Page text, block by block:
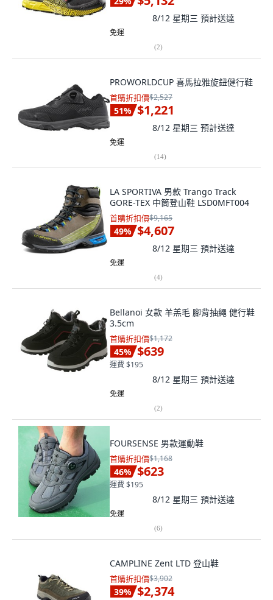
8/12 星期三 預計送達
免運
(2)
PROWORLDCUP 喜馬拉雅旋鈕健行鞋
首購折扣價$2,527
51% $1,221
8/12 星期三 預計送達
免運
(14)
LA SPORTIVA 男款 Trango Track
GORE-TEX 中筒登山鞋 LSD0MFT004
首購折扣價$9,165
49% $4,607
8/12 星期三 預計送達
免運
(4)
Bellanoi 女款 羊羔毛 腳背抽繩 健行鞋
3.5cm
首購折扣價$1,172
45% $639
運費 $195
8/12 星期三 預計送達
免運
(2)
FOURSENSE 男款運動鞋
首購折扣價$1,168
46% $623
運費 $195
8/12 星期三 預計送達
免運
(6)
CAMPLINE Zent LTD 登山鞋
首購折扣價$3,902
39% $2,374